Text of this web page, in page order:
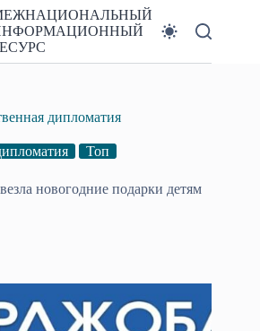
дипломатия
Топ
новогодние подарки детям